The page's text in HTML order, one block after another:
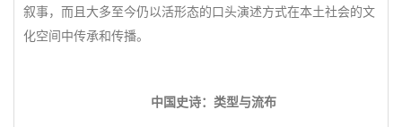
叙事，而且大多至今仍以活形态的口头演述方式在本土社会的文
化空间中传承和传播。
中国史诗：类型与流布